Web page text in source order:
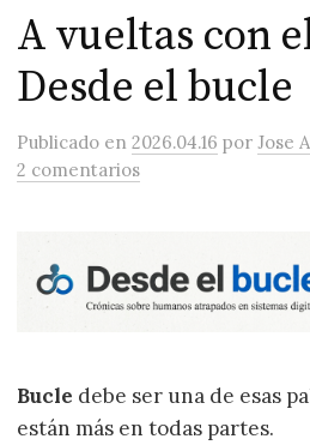
A vueltas con
Desde el bucle
Publicado en2026.04.16 porJose
2 comentarios
Bucle debe ser una de esas
están más en todas partes.